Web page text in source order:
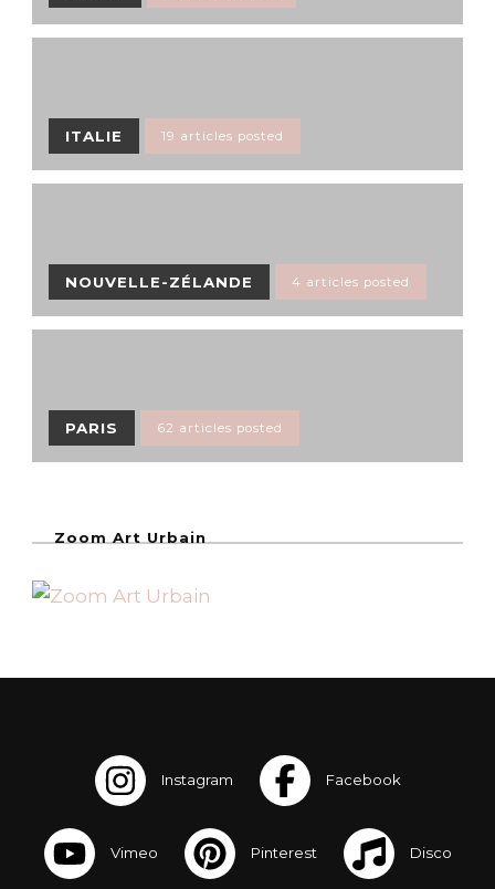
ITALIE 19 articles posted
NOUVELLE-ZÉLANDE 4 articles posted
PARIS 62 articles posted
Zoom Art Urbain